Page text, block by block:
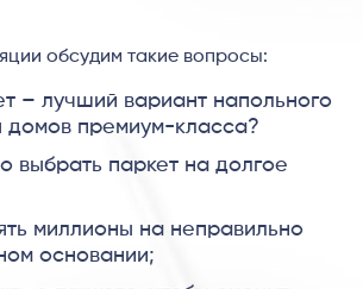
обсудим такие вопросы:
– лучший вариант напольного
домов премиум-класса?
выбрать паркет на долгое
миллионы на неправильно
основании;